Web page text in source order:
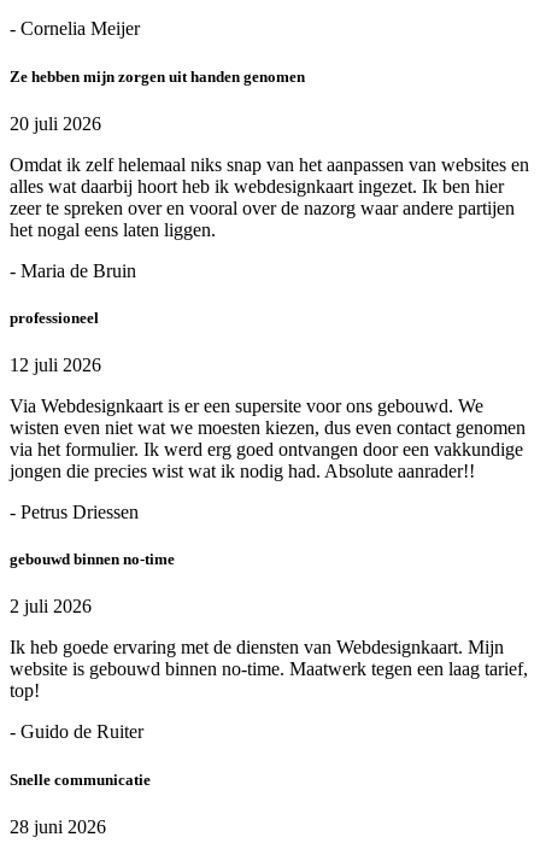
- Cornelia Meijer
Ze hebben mijn zorgen uit handen genomen
20 juli 2026
Omdat ik zelf helemaal niks snap van het aanpassen van websites en
alles wat daarbij hoort heb ik webdesignkaart ingezet. Ik ben hier
zeer te spreken over en vooral over de nazorg waar andere partijen
het nogal eens laten liggen.
- Maria de Bruin
professioneel
12 juli 2026
Via Webdesignkaart is er een supersite voor ons gebouwd. We
wisten even niet wat we moesten kiezen, dus even contact genomen
via het formulier. Ik werd erg goed ontvangen door een vakkundige
jongen die precies wist wat ik nodig had. Absolute aanrader!!
- Petrus Driessen
gebouwd binnen no-time
2 juli 2026
Ik heb goede ervaring met de diensten van Webdesignkaart. Mijn
website is gebouwd binnen no-time. Maatwerk tegen een laag tarief,
top!
- Guido de Ruiter
Snelle communicatie
28 juni 2026